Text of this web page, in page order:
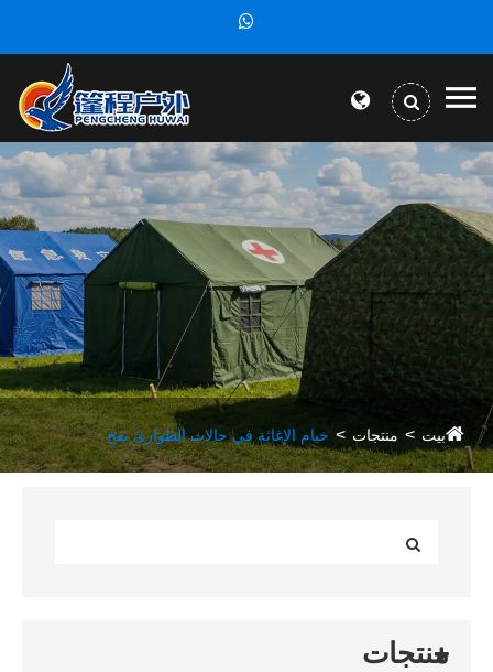
بيت منتجات خيام الإغاثة في حالات الطوارئ نفخ
منتجات